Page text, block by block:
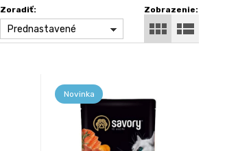
Zobrazenie:
Zoradiť:
Prednastavené
Novinka